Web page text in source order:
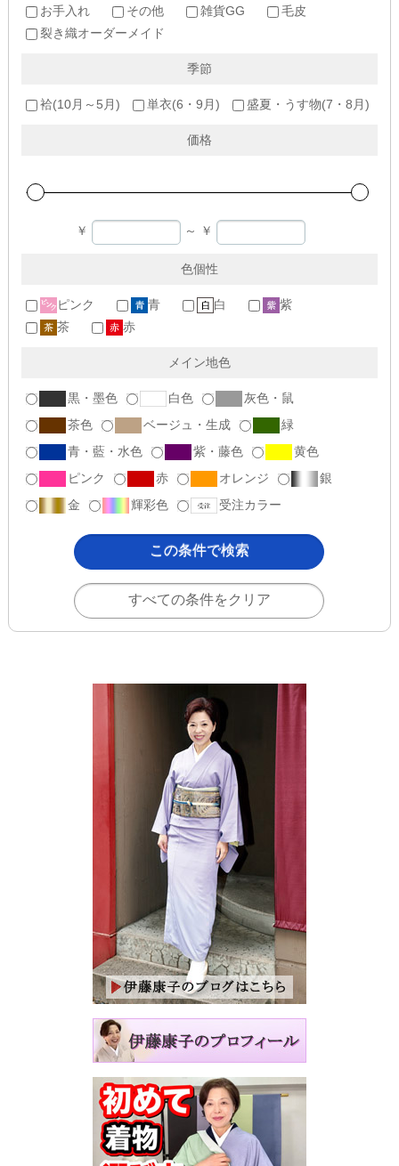
お手入れ
その他 雑貨GG
毛皮
裂き織オーダーメイド
季節
袷(10月～5月) 単衣(6・9月) 盛夏・うす物(7・8月)
価格
￥ ～ ￥
色個性
ピンク 青 白
紫
茶
赤
メイン地色
黒・墨色 白色
灰色・鼠
茶色
ベージュ・生成
緑
青・藍・水色
紫・藤色
黄色
ピンク
赤 オレンジ
銀
金
輝彩色 受注カラー